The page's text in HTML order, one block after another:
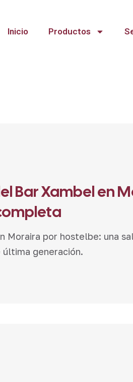
Inicio Productos
Bar Xambel en
Moraira por hostelbe: una
generación.